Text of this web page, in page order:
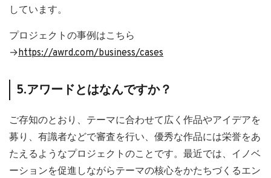
しています。
プロジェクトの事例はこちら
→https://awrd.com/business/cases
5.アワードとはなんですか？
ご存知のとおり、テーマに合わせて広く作品やアイデアを
募り、有識者などで審査を行い、優秀な作品には栄誉をあ
たえるようなプロジェクトのことです。最近では、イノベ
ーションを促進しながらテーマの核心をかたちづくるエン